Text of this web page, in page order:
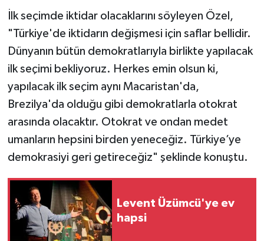
İlk seçimde iktidar olacaklarını söyleyen Özel,
"Türkiye'de iktidarın değişmesi için saflar bellidir.
Dünyanın bütün demokratlarıyla birlikte yapılacak
ilk seçimi bekliyoruz. Herkes emin olsun ki,
yapılacak ilk seçim aynı Macaristan'da,
Brezilya'da olduğu gibi demokratlarla otokrat
arasında olacaktır. Otokrat ve ondan medet
umanların hepsini birden yeneceğiz. Türkiye’ye
demokrasiyi geri getireceğiz" şeklinde konuştu.
Levent Üzümcü'ye ev
hapsi